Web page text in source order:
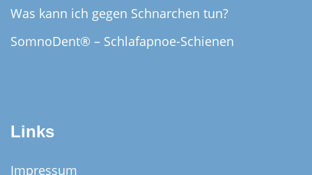
Was kann ich gegen Schnarchen tun?
SomnoDent® – Schlafapnoe-Schienen
Links
Impressum